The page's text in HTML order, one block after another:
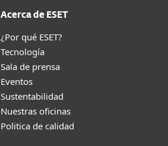
Acerca de ESET
¿Por qué ESET?
Tecnología
Sala de prensa
Eventos
Sustentabilidad
Nuestras oficinas
Politica de calidad